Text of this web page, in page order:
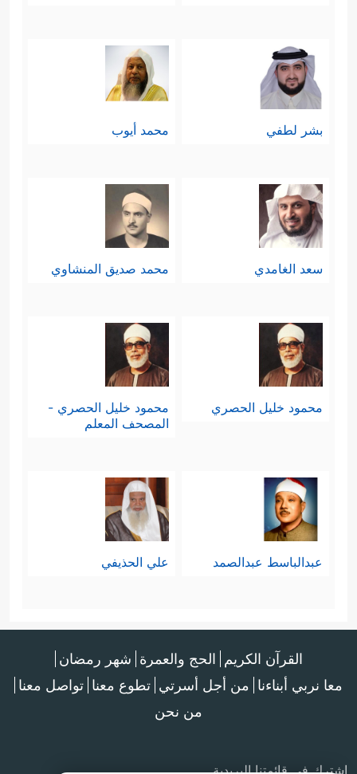
بشر لطفي محمد أيوب
سعد الغامدي محمد صديق المنشاوي
محمود خليل الحصري
محمود خليل الحصري -
المصحف المعلم
عبدالباسط عبدالصمد علي الحذيفي
القرآن الكريم الحج والعمرة شهر رمضان
معا نربي أبناءنا من أجل أسرتي تطوع معنا تواصل معنا
من نحن
اشترك في قائمتنا البريدية